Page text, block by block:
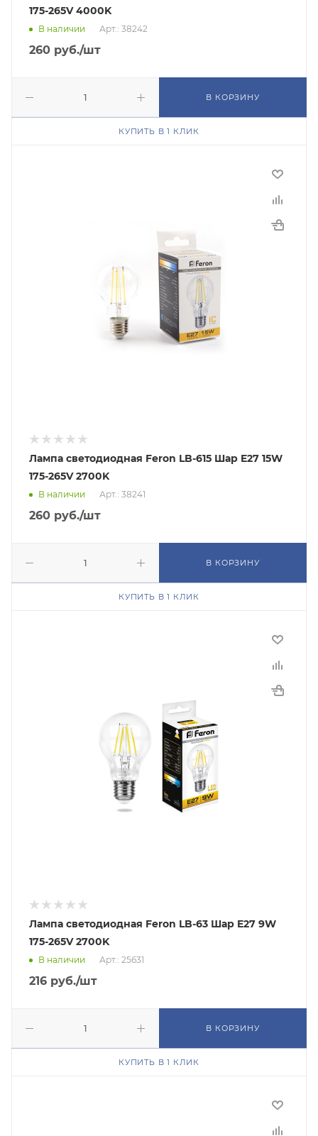
175-265V 4000K
В наличии Арт.: 38242
260 руб./шт
В КОРЗИНУ
КУПИТЬ В 1 КЛИК
Лампа светодиодная Feron LB-615 Шар E27 15W
175-265V 2700K
В наличии Арт.: 38241
260 руб./шт
В КОРЗИНУ
КУПИТЬ В 1 КЛИК
Лампа светодиодная Feron LB-63 Шар E27 9W
175-265V 2700K
В наличии Арт.: 25631
216 руб./шт
В КОРЗИНУ
КУПИТЬ В 1 КЛИК